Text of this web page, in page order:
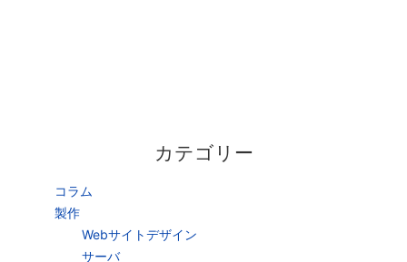
カテゴリー
コラム
製作
Webサイトデザイン
サーバ